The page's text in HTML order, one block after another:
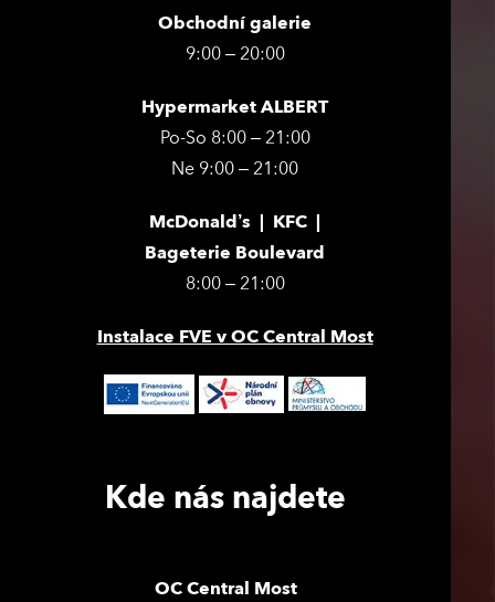
Obchodní galerie
9:00 – 20:00
Hypermarket ALBERT
Po-So 8:00 – 21:00
Ne 9:00 – 21:00
McDonald’s | KFC |
Bageterie Boulevard
8:00 – 21:00
Instalace FVE v OC Central Most
Kde nás najdete
OC Central Most